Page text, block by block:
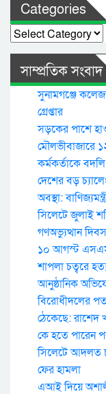
Categories
Categories
সাম্প্রতিক সংবাদ
সুনামগঞ্জে
গ্রেপ্তার
সড়কের পাশে
মৌলভীবাজারে
কর্মকর্তাকে বদলি
দেশের বড়
অবস্থা:
সিলেটে জুলাই
গণঅভ্যুত্থান
১০ আগস্ট
শাপলা চত্বরে
আনুষ্ঠানিক
বিরোধীদলের
ঠেকেছে: রাশেদ
কে হতে পারেন
সিলেটে আদলত
ফের হামলা
এআই দিয়ে